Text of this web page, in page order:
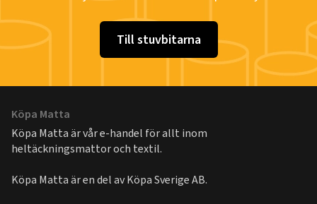
Till stuvbitarna
Köpa Matta
Köpa Matta är vår e-handel för allt inom
heltäckningsmattor och textil.
Köpa Matta är en del avKöpa Sverige AB.